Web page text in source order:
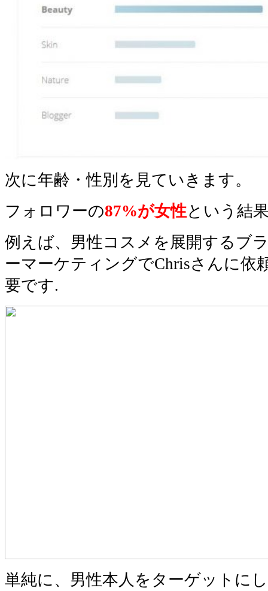
次に年齢・性別を見ていきます。
フォロワーの87%が女性という結
例えば、男性コスメを展開するブ
ーマーケティングでChrisさんに依
要です.
単純に、男性本人をターゲットに